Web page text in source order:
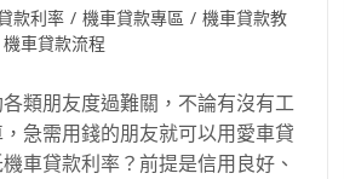
款利率 / 機車貸款專區 / 機車貸款教
機車貸款流程
類朋友度過難關，不論有沒有工
急需用錢的朋友就可以用愛車貸
車貸款利率？前提是信用良好、